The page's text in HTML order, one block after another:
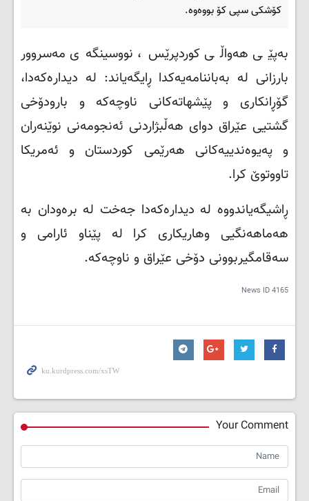
کۆشکی سپی کۆ بووەوە.
بەپێی هەواڵی کوردپرێس، نووسینگەی مەسروور
بارزانی لە بەباننامەیەکدا ڕایگەیاند: لە دیدارەکەدا،
گۆڕانکاری و پێشهاتەکانی ناوچەکە و بارودۆخی
گشتیی عێراق دوای هەڵبژاردنی ئەنجومەنی نوێنەران
و پەیوەندییەکانی هەرێمی کوردستان و ئەمریکا
تاووتوێ کرا.
ڕاشیگەیاندووە لە دیدارەکەدا جەخت لە برەودان بە
هەماهەنگیی وهاریکاری کرا لە پێناو ئارامی و
سەقامگیربوونی دۆخی عێراق و ناوچەکە.
News ID4165
Your Comment